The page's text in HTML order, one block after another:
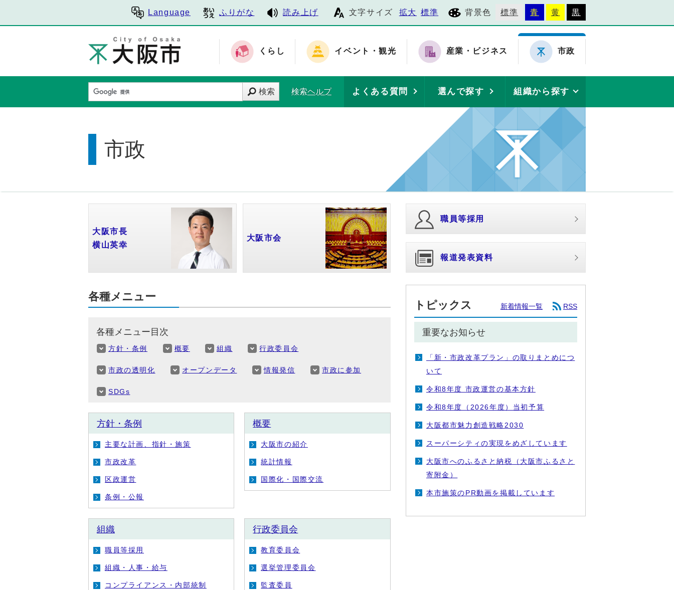
Language ふりがな 読み上げ 文字サイズ 拡大 標準 背景色 標準 青 黄 黒
くらし イベント・観光 産業・ビジネス 市政
検索 検索ヘルプ よくある質問 選んで探す 組織から探す
市政
大阪市長
横山英幸
大阪市会
職員等採用
報道発表資料
トピックス 新着情報一覧 RSS
重要なお知らせ
「新・市政改革プラン」の取りまとめにつ
いて
令和8年度 市政運営の基本方針
令和8年度（2026年度）当初予算
大阪都市魅力創造戦略2030
スーパーシティの実現をめざしています
大阪市へのふるさと納税（大阪市ふるさと
寄附金）
本市施策のPR動画を掲載しています
各種メニュー
各種メニュー目次
方針・条例 概要 組織 行政委員会
市政の透明化 オープンデータ 情報発信 市政に参加
SDGs
方針・条例
主要な計画、指針・施策
市政改革
区政運営
条例・公報
概要
大阪市の紹介
統計情報
国際化・国際交流
組織
職員等採用
組織・人事・給与
コンプライアンス・内部統制
行政委員会
教育委員会
選挙管理委員会
監査委員